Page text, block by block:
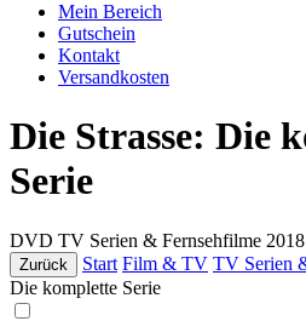
Mein Bereich
Gutschein
Kontakt
Versandkosten
Die Strasse: Die
Serie
DVD TV Serien & Fernsehfilme 2018
Zurück Start Film & TV TV Serien
Die komplette Serie